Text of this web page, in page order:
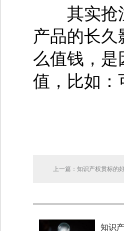
其实抢注
产品的长
么值钱，是
值，比如：
上一篇：知识产权贯标的
知识